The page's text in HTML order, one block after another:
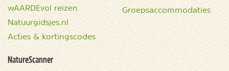
wAARDEvol reizen
Natuurgidsjes.nl
Acties & kortingscodes
Groepsaccommodaties
NatureScanner